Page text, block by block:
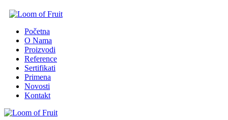
Početna
O Nama
Proizvodi
Reference
Sertifikati
Primena
Novosti
Kontakt